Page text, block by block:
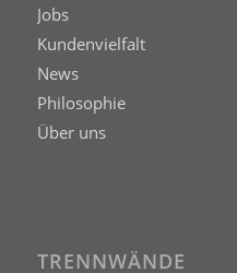
Jobs
Kundenvielfalt
News
Philosophie
Über uns
TRENNWÄNDE